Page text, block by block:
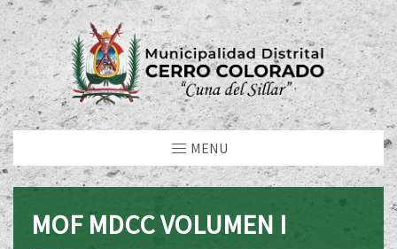
MENU
MOF MDCC VOLUMEN I